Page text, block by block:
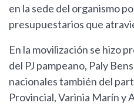
en la sede del organismo
presupuestarios que
En la movilización se hizo
del PJ pampeano, Paly
nacionales también del
Provincial, Varinia Marín y